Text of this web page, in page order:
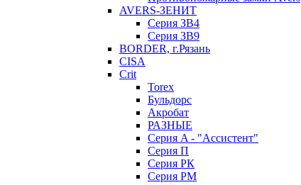
AVERS-ЗЕНИТ
Серия ЗВ4
Серия ЗВ9
BORDER, г.Рязань
CISA
Crit
Torex
Бульдорс
Акробат
РАЗНЫЕ
Серия A - "Ассистент"
Серия П
Серия РК
Серия РМ